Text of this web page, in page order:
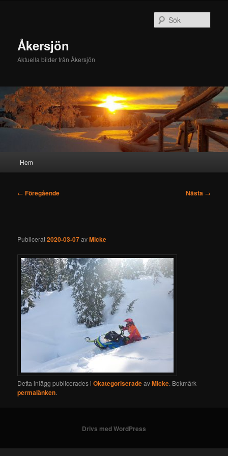
innehållÅkersjön
Aktuella bilder från Åkersjön
Hem
Inläggsnavigering
← Föregående Nästa →
Publicerat2020-03-07avMicke
Detta inlägg publicerades iOkategoriseradeavMicke. Bokmärk
permalänken.
Drivs med WordPress